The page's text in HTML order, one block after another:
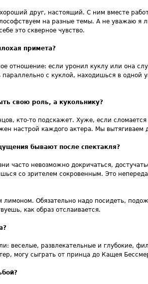
друг, настоящий. С ним вместе
на разные темы. А не уважаю я
это скверное чувство.
примета?
отношение: если уронил куклу или она
с куклой, находишься в одной
свою роль, а кукольнику?
кто-то подскажет. Хуже, если
настрой каждого актера. Мы вытягиваем
бывают после спектакля?
часто невозможно докричаться,
со зрителем сокровенным. Это
Обязательно надо посидеть,
как образ отслаивается.
веселые, развлекательные и глубокие,
могу сыграть от принца до Кащея